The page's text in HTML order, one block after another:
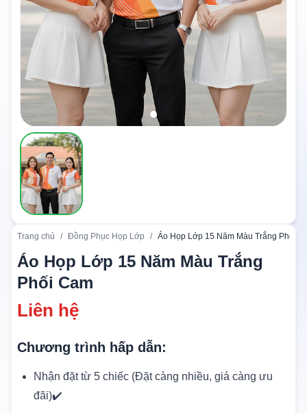
Trang chủ / Đồng Phục Họp Lớp / Áo Họp Lớp 15 Năm Màu Trắng Phối
Áo Họp Lớp 15 Năm Màu Trắng
Phối Cam
Liên hệ
Chương trình hấp dẫn:
Nhận đặt từ 5 chiếc (Đặt càng nhiều, giá càng ưu
đãi)✔️